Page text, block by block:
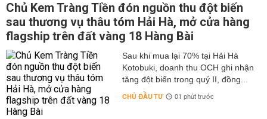
Chủ Kem Tràng Tiền đón nguồn thu đột biến
sau thương vụ thâu tóm Hải Hà, mở cửa hàng
flagship trên đất vàng 18 Hàng Bài
Sau khi mua lại 70% tại Hải Hà
Kotobuki, doanh thu OCH ghi nhận
tăng đột biến trong quý II, đồng...
CHỦ ĐẦU TƯ 01 phút trước